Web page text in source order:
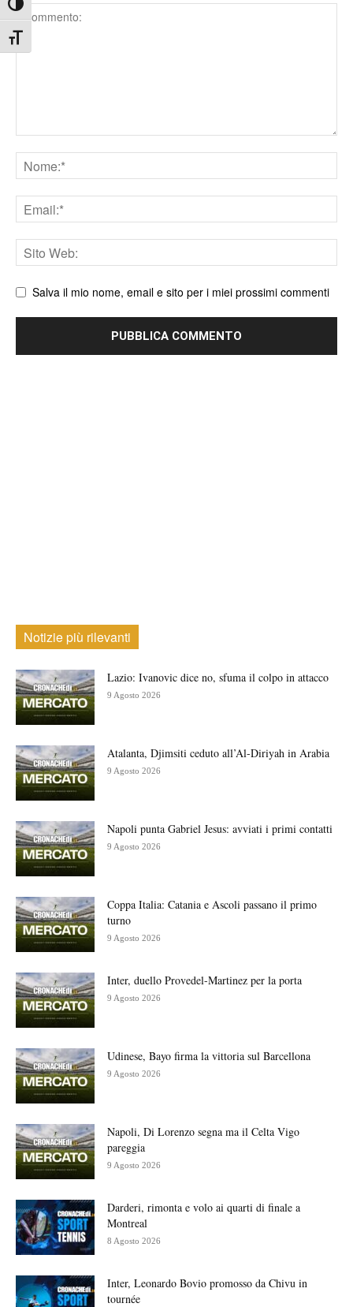
Attiva/disattiva alto contrasto
Attiva/disattiva dimensione testo
Comment
Nome
Email
Sito
web
Salva il mio nome, email e sito per i miei prossimi commenti
Notizie più rilevanti
Lazio: Ivanovic dice no, sfuma il colpo in attacco
9 Agosto 2026
Atalanta, Djimsiti ceduto all’Al-Diriyah in Arabia
9 Agosto 2026
Napoli punta Gabriel Jesus: avviati i primi contatti
9 Agosto 2026
Coppa Italia: Catania e Ascoli passano il primo
turno
9 Agosto 2026
Inter, duello Provedel-Martinez per la porta
9 Agosto 2026
Udinese, Bayo firma la vittoria sul Barcellona
9 Agosto 2026
Napoli, Di Lorenzo segna ma il Celta Vigo
pareggia
9 Agosto 2026
Darderi, rimonta e volo ai quarti di finale a
Montreal
8 Agosto 2026
Inter, Leonardo Bovio promosso da Chivu in
tournée